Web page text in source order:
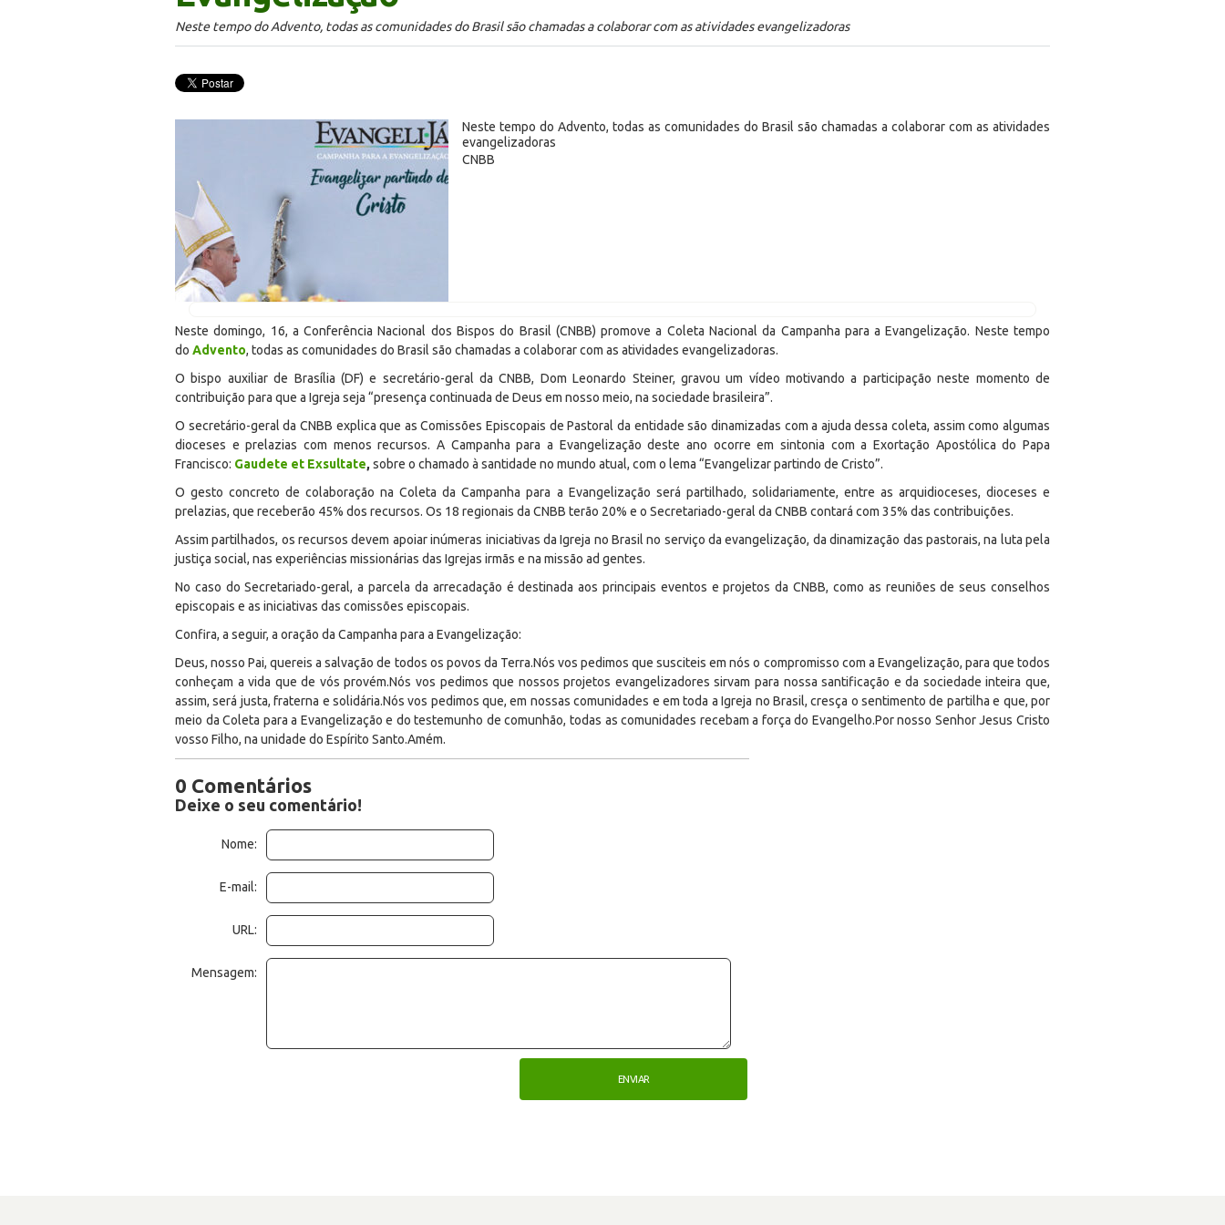
Neste tempo do Advento, todas as comunidades do Brasil são chamadas a colaborar com as atividades evangelizadoras
Neste tempo do Advento, todas as comunidades do Brasil são chamadas a colaborar com as atividades
evangelizadoras
CNBB
Neste domingo, 16, a Conferência Nacional dos Bispos do Brasil (CNBB) promove a Coleta Nacional da Campanha para a Evangelização. Neste tempo
do Advento, todas as comunidades do Brasil são chamadas a colaborar com as atividades evangelizadoras.
O bispo auxiliar de Brasília (DF) e secretário-geral da CNBB, Dom Leonardo Steiner, gravou um vídeo motivando a participação neste momento de
contribuição para que a Igreja seja “presença continuada de Deus em nosso meio, na sociedade brasileira”.
O secretário-geral da CNBB explica que as Comissões Episcopais de Pastoral da entidade são dinamizadas com a ajuda dessa coleta, assim como algumas
dioceses e prelazias com menos recursos. A Campanha para a Evangelização deste ano ocorre em sintonia com a Exortação Apostólica do Papa
Francisco: Gaudete et Exsultate, sobre o chamado à santidade no mundo atual, com o lema “Evangelizar partindo de Cristo”.
O gesto concreto de colaboração na Coleta da Campanha para a Evangelização será partilhado, solidariamente, entre as arquidioceses, dioceses e
prelazias, que receberão 45% dos recursos. Os 18 regionais da CNBB terão 20% e o Secretariado-geral da CNBB contará com 35% das contribuições.
Assim partilhados, os recursos devem apoiar inúmeras iniciativas da Igreja no Brasil no serviço da evangelização, da dinamização das pastorais, na luta pela
justiça social, nas experiências missionárias das Igrejas irmãs e na missão ad gentes.
No caso do Secretariado-geral, a parcela da arrecadação é destinada aos principais eventos e projetos da CNBB, como as reuniões de seus conselhos
episcopais e as iniciativas das comissões episcopais.
Confira, a seguir, a oração da Campanha para a Evangelização:
Deus, nosso Pai, quereis a salvação de todos os povos da Terra.Nós vos pedimos que susciteis em nós o compromisso com a Evangelização, para que todos
conheçam a vida que de vós provém.Nós vos pedimos que nossos projetos evangelizadores sirvam para nossa santificação e da sociedade inteira que,
assim, será justa, fraterna e solidária.Nós vos pedimos que, em nossas comunidades e em toda a Igreja no Brasil, cresça o sentimento de partilha e que, por
meio da Coleta para a Evangelização e do testemunho de comunhão, todas as comunidades recebam a força do Evangelho.Por nosso Senhor Jesus Cristo
vosso Filho, na unidade do Espírito Santo.Amém.
0 Comentários
Deixe o seu comentário!
Nome:
E-mail:
URL:
Mensagem: